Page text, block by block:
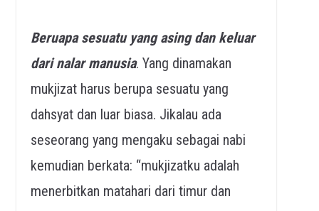
Beruapa sesuatu yang asing dan keluar
dari nalar manusia. Yang dinamakan
mukjizat harus berupa sesuatu yang
dahsyat dan luar biasa. Jikalau ada
seseorang yang mengaku sebagai nabi
kemudian berkata: “mukjizatku adalah
menerbitkan matahari dari timur dan